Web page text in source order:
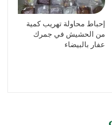
إحباط محاولة تهريب كمية
من الحشيش في جمرك
عفار بالبيضاء